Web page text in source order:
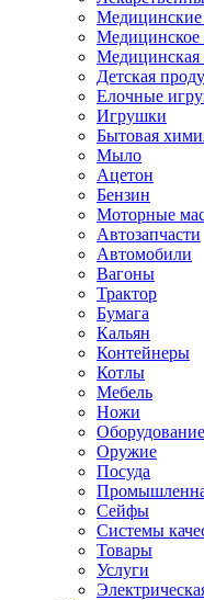
Медицинские
Медицинское
Медицинская
Детская
Елочные
Игрушки
Бытовая
Мыло
Ацетон
Бензин
Моторные
Автозапчасти
Автомобили
Вагоны
Трактор
Бумага
Кальян
Контейнеры
Котлы
Мебель
Ножи
Оборудование
Оружие
Посуда
Сейфы
Системы
Товары
Услуги